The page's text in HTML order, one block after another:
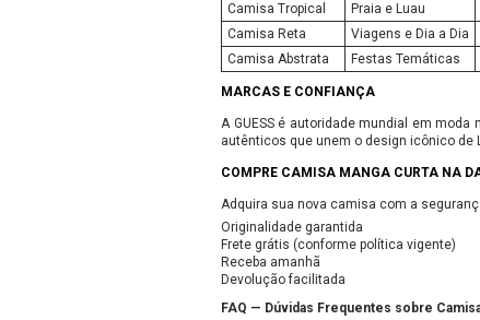
Camisa Tropical
Praia e Luau
Camisa Reta
Viagens e Dia a Dia
Camisa Abstrata
Festas Temáticas
MARCAS E CONFIANÇA
A GUESS é autoridade mundial em
autênticos que unem o design icônico de
COMPRE CAMISA MANGA CURTA NA
Adquira sua nova camisa com a
Originalidade garantida
Frete grátis (conforme política vigente)
Receba amanhã
Devolução facilitada
FAQ — Dúvidas Frequentes sobre